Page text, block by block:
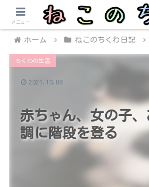
ホーム ねこのちくわ日記
赤ちゃん、女の子
調に階段を登る
ちくわの生活
2021.10.08
メニュー